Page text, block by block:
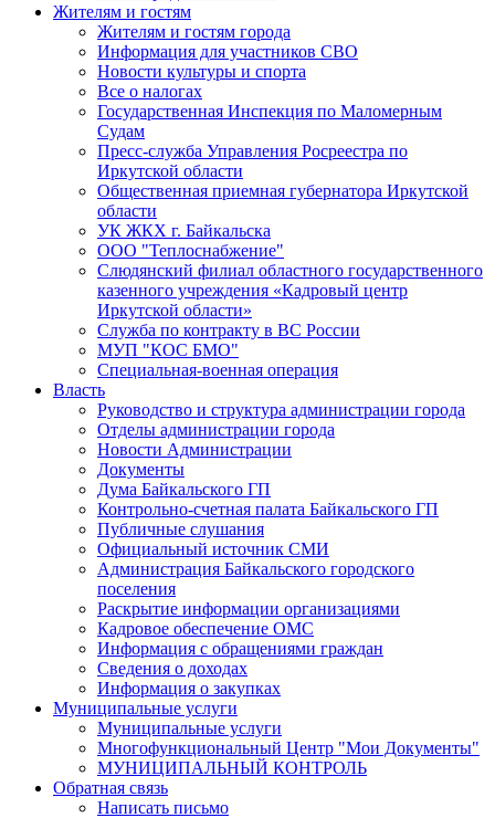
Жителям и гостям
Жителям и гостям города
Информация для участников СВО
Новости культуры и спорта
Все о налогах
Государственная Инспекция по Маломерным
Судам
Пресс-служба Управления Росреестра по
Иркутской области
Общественная приемная губернатора Иркутской
области
УК ЖКХ г. Байкальска
ООО "Теплоснабжение"
Слюдянский филиал областного государственного
казенного учреждения «Кадровый центр
Иркутской области»
Служба по контракту в ВС России
МУП "КОС БМО"
Специальная-военная операция
Власть
Руководство и структура администрации города
Отделы администрации города
Новости Администрации
Документы
Дума Байкальского ГП
Контрольно-счетная палата Байкальского ГП
Публичные слушания
Официальный источник СМИ
Администрация Байкальского городского
поселения
Раскрытие информации организациями
Кадровое обеспечение ОМС
Информация с обращениями граждан
Сведения о доходах
Информация о закупках
Муниципальные услуги
Муниципальные услуги
Многофункциональный Центр "Мои Документы"
МУНИЦИПАЛЬНЫЙ КОНТРОЛЬ
Обратная связь
Написать письмо